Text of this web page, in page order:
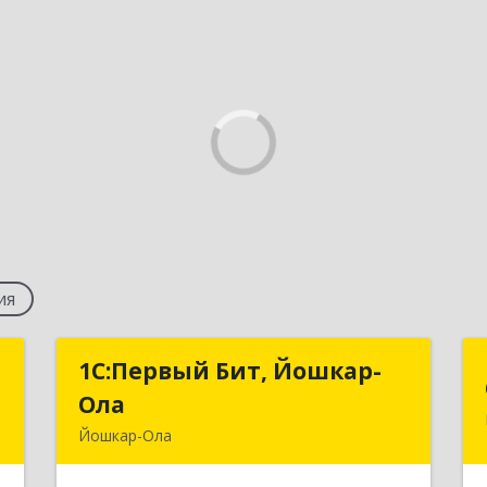
1С:Первый Бит, Йошкар-
Ола
Йошкар-Ола
1С:Первый Бит, Йошкар-